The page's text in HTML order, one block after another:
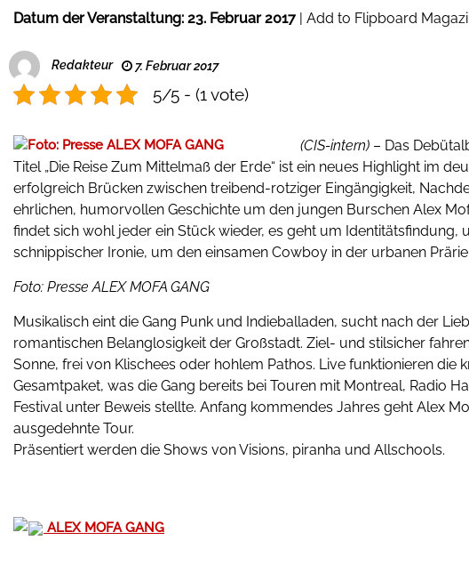
Datum der Veranstaltung: 23. Februar 2017| Add to Flipboard
Redakteur 7. Februar 2017
5/5 - (1 vote)
(CIS-intern)– Das
Titel „Die Reise Zum Mittelmaß der Erde“ ist ein neues Highlight im
erfolgreich Brücken zwischen treibend-rotziger Eingängigkeit,
ehrlichen, humorvollen Geschichte um den jungen Burschen Alex
findet sich wohl jeder ein Stück wieder, es geht um Identitätsfindung,
schnippischer Ironie, um den einsamen Cowboy in der urbanen Prärie.
Foto: Presse ALEX MOFA GANG
Musikalisch eint die Gang Punk und Indieballaden, sucht nach der
romantischen Belanglosigkeit der Großstadt. Ziel- und stilsicher
Sonne, frei von Klischees oder hohlem Pathos. Live funktionieren die
Gesamtpaket, was die Gang bereits bei Touren mit Montreal, Radio
Festival unter Beweis stellte. Anfang kommendes Jahres geht Alex
ausgedehnte Tour.
Präsentiert werden die Shows von Visions, piranha und Allschools.
ALEX MOFA GANG